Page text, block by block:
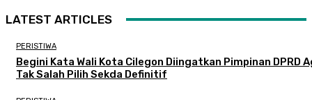
LATEST ARTICLES
PERISTIWA
Begini Kata Wali Kota Cilegon Diingatkan Pimpinan DPRD
Tak Salah Pilih Sekda Definitif